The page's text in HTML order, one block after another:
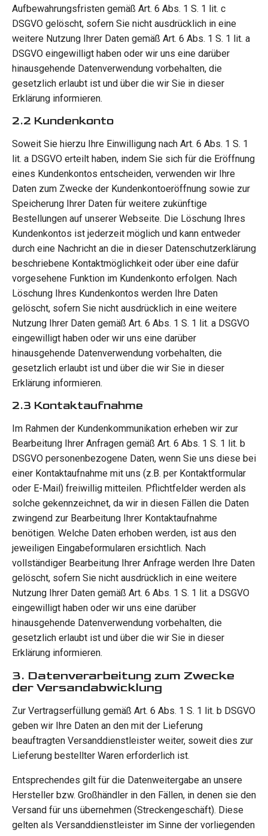
Aufbewahrungsfristen gemäß Art. 6 Abs. 1 S. 1 lit. c
DSGVO gelöscht, sofern Sie nicht ausdrücklich in eine
weitere Nutzung Ihrer Daten gemäß Art. 6 Abs. 1 S. 1 lit. a
DSGVO eingewilligt haben oder wir uns eine darüber
hinausgehende Datenverwendung vorbehalten, die
gesetzlich erlaubt ist und über die wir Sie in dieser
Erklärung informieren.
2.2 Kundenkonto
Soweit Sie hierzu Ihre Einwilligung nach Art. 6 Abs. 1 S. 1
lit. a DSGVO erteilt haben, indem Sie sich für die Eröffnung
eines Kundenkontos entscheiden, verwenden wir Ihre
Daten zum Zwecke der Kundenkontoeröffnung sowie zur
Speicherung Ihrer Daten für weitere zukünftige
Bestellungen auf unserer Webseite. Die Löschung Ihres
Kundenkontos ist jederzeit möglich und kann entweder
durch eine Nachricht an die in dieser Datenschutzerklärung
beschriebene Kontaktmöglichkeit oder über eine dafür
vorgesehene Funktion im Kundenkonto erfolgen. Nach
Löschung Ihres Kundenkontos werden Ihre Daten
gelöscht, sofern Sie nicht ausdrücklich in eine weitere
Nutzung Ihrer Daten gemäß Art. 6 Abs. 1 S. 1 lit. a DSGVO
eingewilligt haben oder wir uns eine darüber
hinausgehende Datenverwendung vorbehalten, die
gesetzlich erlaubt ist und über die wir Sie in dieser
Erklärung informieren.
2.3 Kontaktaufnahme
Im Rahmen der Kundenkommunikation erheben wir zur
Bearbeitung Ihrer Anfragen gemäß Art. 6 Abs. 1 S. 1 lit. b
DSGVO personenbezogene Daten, wenn Sie uns diese bei
einer Kontaktaufnahme mit uns (z.B. per Kontaktformular
oder E-Mail) freiwillig mitteilen. Pflichtfelder werden als
solche gekennzeichnet, da wir in diesen Fällen die Daten
zwingend zur Bearbeitung Ihrer Kontaktaufnahme
benötigen. Welche Daten erhoben werden, ist aus den
jeweiligen Eingabeformularen ersichtlich. Nach
vollständiger Bearbeitung Ihrer Anfrage werden Ihre Daten
gelöscht, sofern Sie nicht ausdrücklich in eine weitere
Nutzung Ihrer Daten gemäß Art. 6 Abs. 1 S. 1 lit. a DSGVO
eingewilligt haben oder wir uns eine darüber
hinausgehende Datenverwendung vorbehalten, die
gesetzlich erlaubt ist und über die wir Sie in dieser
Erklärung informieren.
3. Datenverarbeitung zum Zwecke
der Versandabwicklung
Zur Vertragserfüllung gemäß Art. 6 Abs. 1 S. 1 lit. b DSGVO
geben wir Ihre Daten an den mit der Lieferung
beauftragten Versanddienstleister weiter, soweit dies zur
Lieferung bestellter Waren erforderlich ist.
Entsprechendes gilt für die Datenweitergabe an unsere
Hersteller bzw. Großhändler in den Fällen, in denen sie den
Versand für uns übernehmen (Streckengeschäft). Diese
gelten als Versanddienstleister im Sinne der vorliegenden